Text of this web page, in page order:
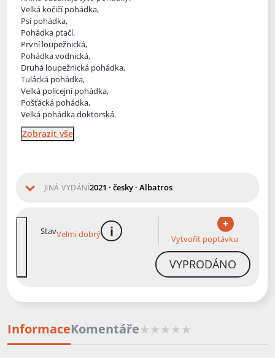
Velká kočičí pohádka,
Psí pohádka,
Pohádka ptačí,
První loupežnická,
Pohádka vodnická,
Druhá loupežnická pohádka,
Tulácká pohádka,
Velká policejní pohádka,
Pošťácká pohádka,
Velká pohádka doktorská.
Zobrazit vše
JINÁ VYDÁNÍ2021 · česky · Albatros
StavVelmi dobrý více informací Vytvořit poptávku
VYPRODÁNO
InformaceKomentáře